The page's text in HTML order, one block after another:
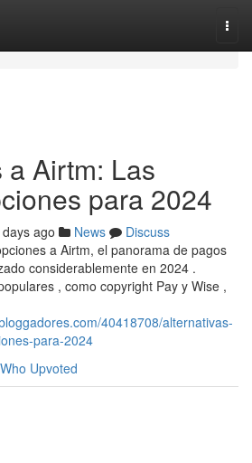
Airtm: Las
para 2024
ago News
Discuss
a Airtm, el panorama de pagos
considerablemente en 2024 .
, como copyright Pay y Wise ,
40418708/alternativas-
para-2024
Who Upvoted